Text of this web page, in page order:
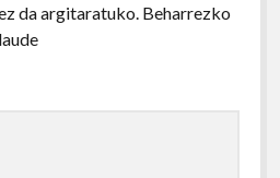
da argitaratuko. Beharrezko